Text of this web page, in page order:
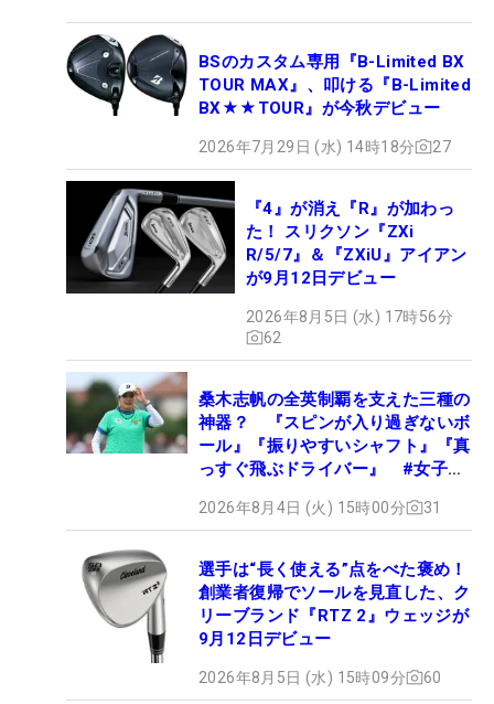
BSのカスタム専用『B-Limited BX
TOUR MAX』、叩ける『B-Limited
BX★★TOUR』が今秋デビュー
2026年7月29日 (水) 14時18分 27
『4』が消え『R』が加わっ
た！ スリクソン『ZXi
R/5/7』＆『ZXiU』アイアン
が9月12日デビュー
2026年8月5日 (水) 17時56分
62
桑木志帆の全英制覇を支えた三種の
神器？ 『スピンが入り過ぎないボ
ール』『振りやすいシャフト』『真
っすぐ飛ぶドライバー』 #女子プ
2026年8月4日 (火) 15時00分 31
選手は“長く使える”点をべた褒め！
創業者復帰でソールを見直した、ク
リーブランド『RTZ 2』ウェッジが
9月12日デビュー
2026年8月5日 (水) 15時09分 60